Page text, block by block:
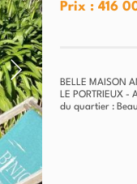
Prix : 416
BELLE MAISON
LE PORTRIEUX
du quartier :